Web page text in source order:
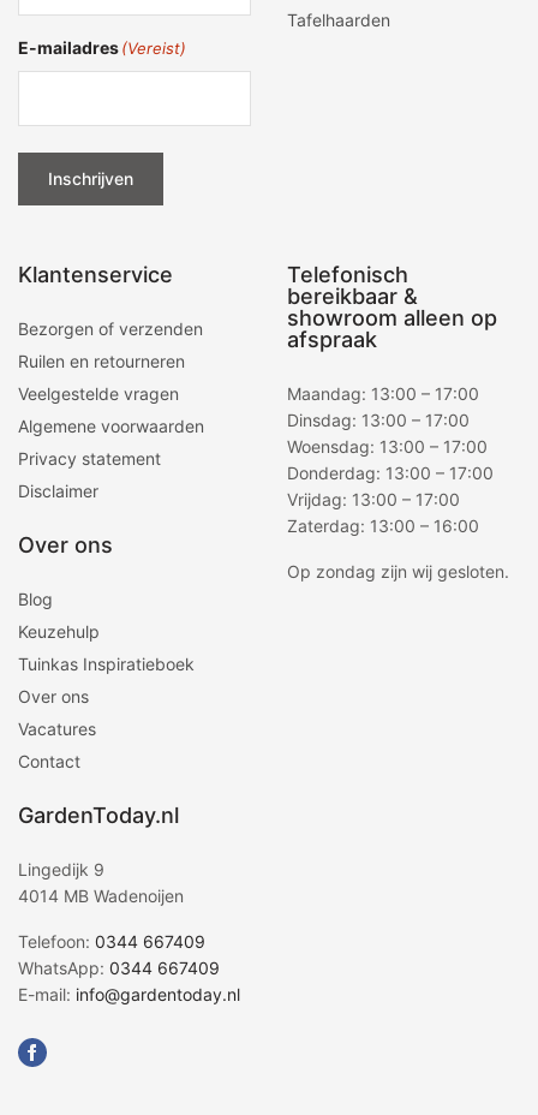
E-mailadres(Vereist)
Inschrijven
Tafelhaarden
Klantenservice
Bezorgen of verzenden
Ruilen en retourneren
Veelgestelde vragen
Algemene voorwaarden
Privacy statement
Disclaimer
Over ons
Blog
Keuzehulp
Tuinkas Inspiratieboek
Over ons
Vacatures
Contact
Telefonisch
bereikbaar &
showroom alleen op
afspraak
Maandag: 13:00 – 17:00
Dinsdag: 13:00 – 17:00
Woensdag: 13:00 – 17:00
Donderdag: 13:00 – 17:00
Vrijdag: 13:00 – 17:00
Zaterdag: 13:00 – 16:00
Op zondag zijn wij gesloten.
GardenToday.nl
Lingedijk 9
4014 MB Wadenoijen
Telefoon:0344 667409
WhatsApp:0344 667409
E-mail: info@gardentoday.nl